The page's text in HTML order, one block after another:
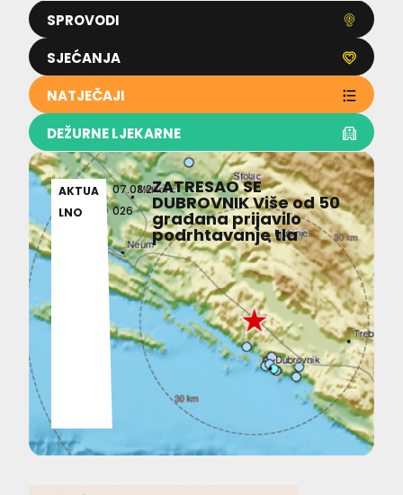
SPROVODI
SJEĆANJA
NATJEČAJI
DEŽURNE LJEKARNE
AKTUA
LNO
07.08.2
026
ZATRESAO SE
DUBROVNIK Više od 50
građana prijavilo
podrhtavanje tla